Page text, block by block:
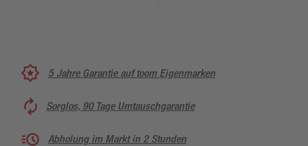
5 Jahre Garantie auf toom Eigenmarken
Sorglos, 90 Tage Umtauschgarantie
Abholung im Markt in 2 Stunden